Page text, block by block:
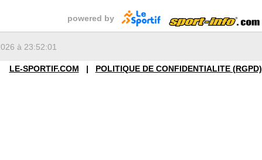
powered by
à 23:52:01
LE-SPORTIF.COM | POLITIQUE DE CONFIDENTIALITE (RGPD)